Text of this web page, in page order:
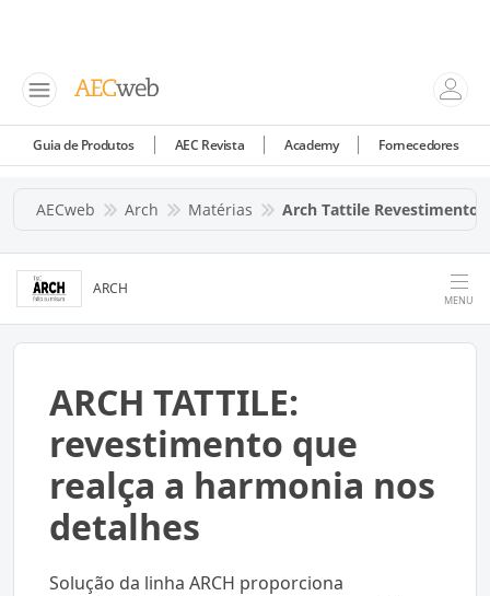
Guia de Produtos AEC Revista Academy Fornecedores
AECweb Arch Matérias Arch Tattile Revestimento
ARCH
MENU
ARCH TATTILE:
revestimento que
realça a harmonia nos
detalhes
Solução da linha ARCH proporciona